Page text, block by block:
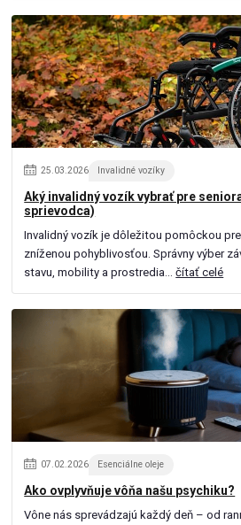
25.03.2026 Invalidné vozíky
Aký invalidný vozík vybrať pre
sprievodca)
Invalidný vozík je dôležitou pomôckou
zníženou pohyblivosťou. Správny výber
stavu, mobility a prostredia...čítať celé
07.02.2026 Esenciálne oleje
Ako ovplyvňuje vôňa našu psychiku?
Vône nás sprevádzajú každý deň – od